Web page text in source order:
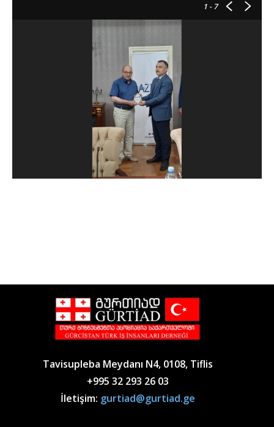
1 - 7
Tavisupleba Meydanı N4, 0108, Tiflis
+995 32 293 26 03
İletişim: gurtiad@gurtiad.ge